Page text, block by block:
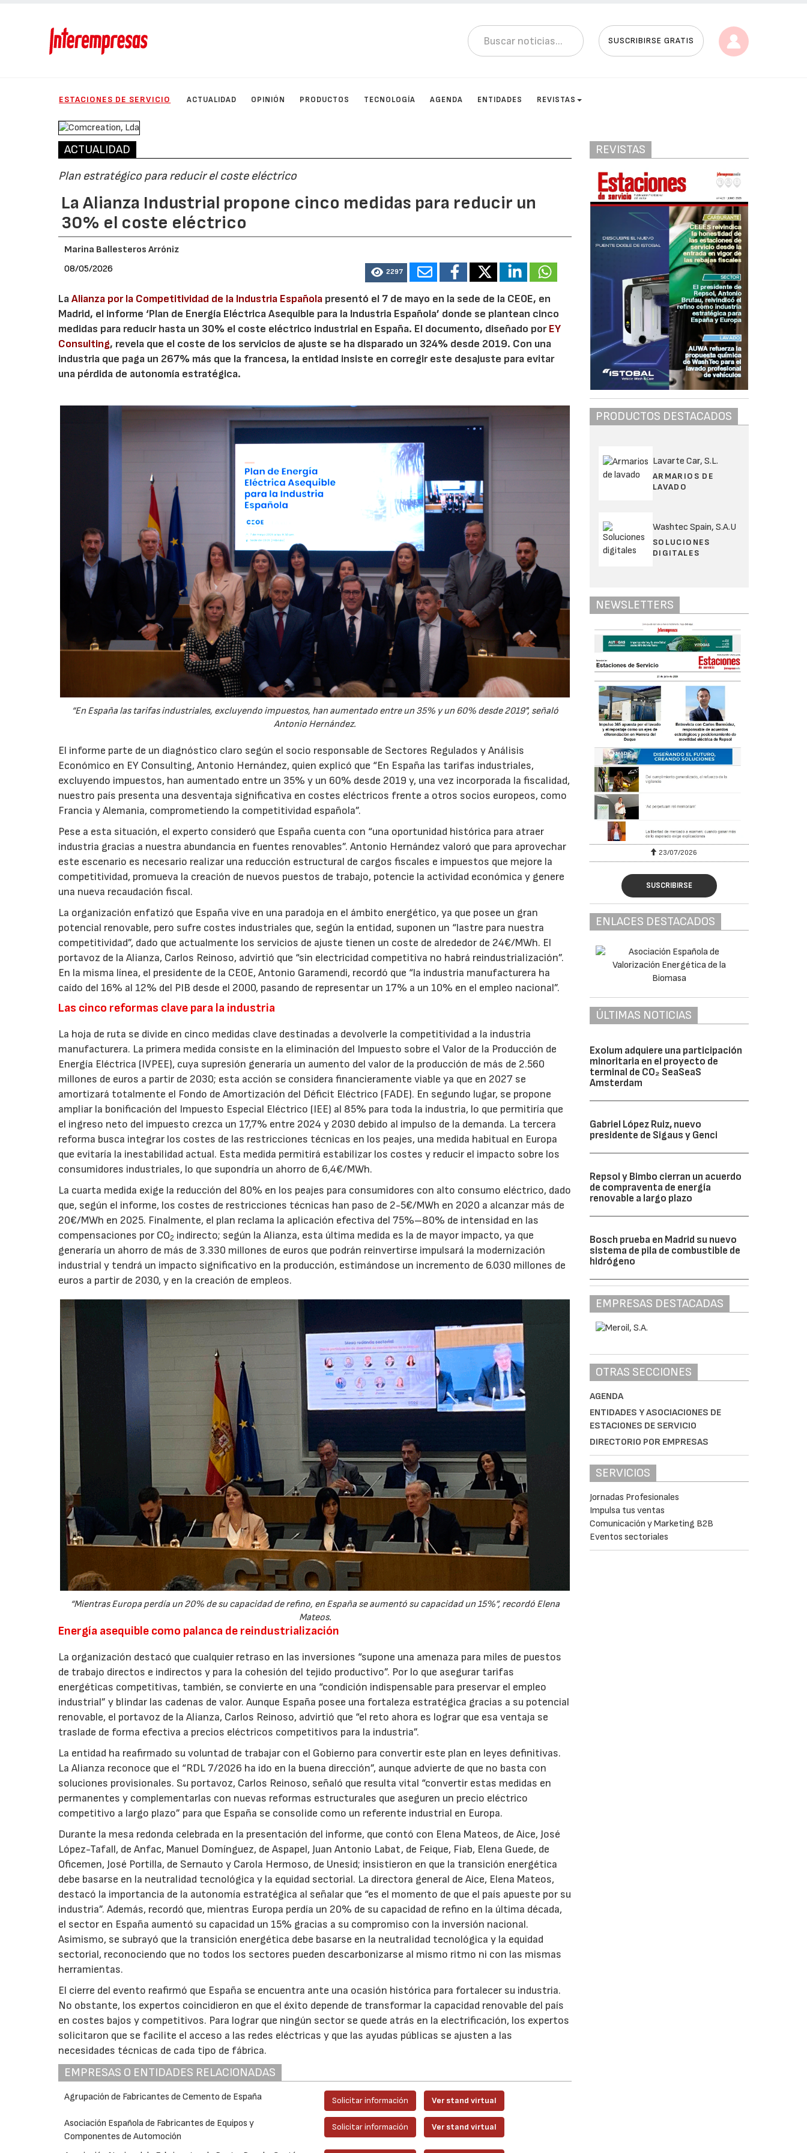
SUSCRIBIRSE GRATIS
ESTACIONES DE SERVICIO ACTUALIDAD OPINIÓN PRODUCTOS TECNOLOGÍA AGENDA ENTIDADES REVISTAS
ACTUALIDAD
Plan estratégico para reducir el coste eléctrico
La Alianza Industrial propone cinco medidas para reducir un
30% el coste eléctrico
Marina Ballesteros Arróniz
08/05/2026
2297
LaAlianza por la Competitividad de la Industria Española presentó el 7 de mayo en la sede de la CEOE, en
Madrid, el informe ‘Plan de Energía Eléctrica Asequible para la Industria Española’ donde se plantean cinco
medidas para reducir hasta un 30% el coste eléctrico industrial en España. El documento, diseñado porEY
Consulting, revela que el coste de los servicios de ajuste se ha disparado un 324% desde 2019. Con una
industria que paga un 267% más que la francesa, la entidad insiste en corregir este desajuste para evitar
una pérdida de autonomía estratégica.
“En España las tarifas industriales, excluyendo impuestos, han aumentado entre un 35% y un 60% desde 2019", señaló
Antonio Hernández.
El informe parte de un diagnóstico claro según el socio responsable de Sectores Regulados y Análisis
Económico en EY Consulting, Antonio Hernández, quien explicó que “En España las tarifas industriales,
excluyendo impuestos, han aumentado entre un 35% y un 60% desde 2019 y, una vez incorporada la fiscalidad,
nuestro país presenta una desventaja significativa en costes eléctricos frente a otros socios europeos, como
Francia y Alemania, comprometiendo la competitividad española”.
Pese a esta situación, el experto consideró que España cuenta con “una oportunidad histórica para atraer
industria gracias a nuestra abundancia en fuentes renovables”. Antonio Hernández valoró que para aprovechar
este escenario es necesario realizar una reducción estructural de cargos fiscales e impuestos que mejore la
competitividad, promueva la creación de nuevos puestos de trabajo, potencie la actividad económica y genere
una nueva recaudación fiscal.
La organización enfatizó que España vive en una paradoja en el ámbito energético, ya que posee un gran
potencial renovable, pero sufre costes industriales que, según la entidad, suponen un “lastre para nuestra
competitividad”, dado que actualmente los servicios de ajuste tienen un coste de alrededor de 24€/MWh. El
portavoz de la Alianza, Carlos Reinoso, advirtió que “sin electricidad competitiva no habrá reindustrialización”.
En la misma línea, el presidente de la CEOE, Antonio Garamendi, recordó que “la industria manufacturera ha
caído del 16% al 12% del PIB desde el 2000, pasando de representar un 17% a un 10% en el empleo nacional”.
Las cinco reformas clave para la industria
La hoja de ruta se divide en cinco medidas clave destinadas a devolverle la competitividad a la industria
manufacturera. La primera medida consiste en la eliminación del Impuesto sobre el Valor de la Producción de
Energía Eléctrica (IVPEE), cuya supresión generaría un aumento del valor de la producción de más de 2.560
millones de euros a partir de 2030; esta acción se considera financieramente viable ya que en 2027 se
amortizará totalmente el Fondo de Amortización del Déficit Eléctrico (FADE). En segundo lugar, se propone
ampliar la bonificación del Impuesto Especial Eléctrico (IEE) al 85% para toda la industria, lo que permitiría que
el ingreso neto del impuesto crezca un 17,7% entre 2024 y 2030 debido al impulso de la demanda. La tercera
reforma busca integrar los costes de las restricciones técnicas en los peajes, una medida habitual en Europa
que evitaría la inestabilidad actual. Esta medida permitirá estabilizar los costes y reducir el impacto sobre los
consumidores industriales, lo que supondría un ahorro de 6,4€/MWh.
La cuarta medida exige la reducción del 80% en los peajes para consumidores con alto consumo eléctrico, dado
que, según el informe, los costes de restricciones técnicas han paso de 2-5€/MWh en 2020 a alcanzar más de
20€/MWh en 2025. Finalmente, el plan reclama la aplicación efectiva del 75%–80% de intensidad en las
compensaciones por CO2 indirecto; según la Alianza, esta última medida es la de mayor impacto, ya que
generaría un ahorro de más de 3.330 millones de euros que podrán reinvertirse impulsará la modernización
industrial y tendrá un impacto significativo en la producción, estimándose un incremento de 6.030 millones de
euros a partir de 2030, y en la creación de empleos.
“Mientras Europa perdía un 20% de su capacidad de refino, en España se aumentó su capacidad un 15%”, recordó Elena
Mateos.
Energía asequible como palanca de reindustrialización
La organización destacó que cualquier retraso en las inversiones “supone una amenaza para miles de puestos
de trabajo directos e indirectos y para la cohesión del tejido productivo”. Por lo que asegurar tarifas
energéticas competitivas, también, se convierte en una “condición indispensable para preservar el empleo
industrial” y blindar las cadenas de valor. Aunque España posee una fortaleza estratégica gracias a su potencial
renovable, el portavoz de la Alianza, Carlos Reinoso, advirtió que “el reto ahora es lograr que esa ventaja se
traslade de forma efectiva a precios eléctricos competitivos para la industria”.
La entidad ha reafirmado su voluntad de trabajar con el Gobierno para convertir este plan en leyes definitivas.
La Alianza reconoce que el “RDL 7/2026 ha ido en la buena dirección”, aunque advierte de que no basta con
soluciones provisionales. Su portavoz, Carlos Reinoso, señaló que resulta vital “convertir estas medidas en
permanentes y complementarlas con nuevas reformas estructurales que aseguren un precio eléctrico
competitivo a largo plazo” para que España se consolide como un referente industrial en Europa.
Durante la mesa redonda celebrada en la presentación del informe, que contó con Elena Mateos, de Aice, José
López-Tafall, de Anfac, Manuel Domínguez, de Aspapel, Juan Antonio Labat, de Feique, Fiab, Elena Guede, de
Oficemen, José Portilla, de Sernauto y Carola Hermoso, de Unesid; insistieron en que la transición energética
debe basarse en la neutralidad tecnológica y la equidad sectorial. La directora general de Aice, Elena Mateos,
destacó la importancia de la autonomía estratégica al señalar que “es el momento de que el país apueste por su
industria”. Además, recordó que, mientras Europa perdía un 20% de su capacidad de refino en la última década,
el sector en España aumentó su capacidad un 15% gracias a su compromiso con la inversión nacional.
Asimismo, se subrayó que la transición energética debe basarse en la neutralidad tecnológica y la equidad
sectorial, reconociendo que no todos los sectores pueden descarbonizarse al mismo ritmo ni con las mismas
herramientas.
El cierre del evento reafirmó que España se encuentra ante una ocasión histórica para fortalecer su industria.
No obstante, los expertos coincidieron en que el éxito depende de transformar la capacidad renovable del país
en costes bajos y competitivos. Para lograr que ningún sector se quede atrás en la electrificación, los expertos
solicitaron que se facilite el acceso a las redes eléctricas y que las ayudas públicas se ajusten a las
necesidades técnicas de cada tipo de fábrica.
EMPRESAS O ENTIDADES RELACIONADAS
Agrupación de Fabricantes de Cemento de España Solicitar información Ver stand virtual
Asociación Española de Fabricantes de Equipos y
Componentes de Automoción
Solicitar información Ver stand virtual
REVISTAS
PRODUCTOS DESTACADOS
Lavarte Car, S.L.
ARMARIOS DE
LAVADO
Washtec Spain, S.A.U
SOLUCIONES
DIGITALES
NEWSLETTERS
23/07/2026 30/07/2026 23/07/2026
SUSCRIBIRSE
ENLACES DESTACADOS
ÚLTIMAS NOTICIAS
Exolum adquiere una participación
minoritaria en el proyecto de
terminal de CO₂ SeaSeaS
Amsterdam
Gabriel López Ruiz, nuevo
presidente de Sigaus y Genci
Repsol y Bimbo cierran un acuerdo
de compraventa de energía
renovable a largo plazo
Bosch prueba en Madrid su nuevo
sistema de pila de combustible de
hidrógeno
EMPRESAS DESTACADAS
OTRAS SECCIONES
AGENDA
ENTIDADES Y ASOCIACIONES DE
ESTACIONES DE SERVICIO
DIRECTORIO POR EMPRESAS
SERVICIOS
Jornadas Profesionales
Impulsa tus ventas
Comunicación y Marketing B2B
Eventos sectoriales